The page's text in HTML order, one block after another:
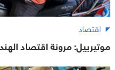
اقتصاد
موتيرييل: مرونة اقتصاد